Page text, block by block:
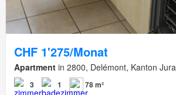
CHF 1'275/Monat
Apartment in 2800, Delémont, Kanton Jura
3 1 78 m²